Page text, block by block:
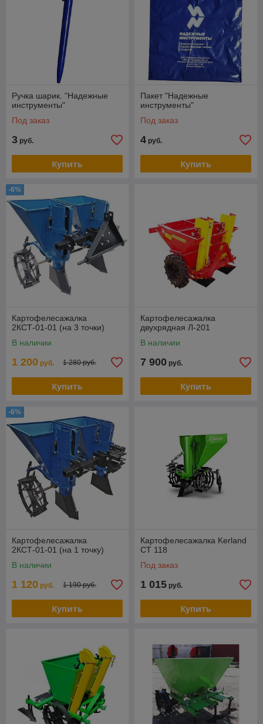
Ручка шарик. "Надежные
инструменты"
Под заказ
3 руб.
Купить
Пакет "Надежные
инструменты"
Под заказ
4 руб.
Купить
-6%
Картофелесажалка
2КСТ-01-01 (на 3 точки)
В наличии
1 200 руб. 1 280 руб.
Купить
Картофелесажалка
двухрядная Л-201
В наличии
7 900 руб.
Купить
-6%
Картофелесажалка
2КСТ-01-01 (на 1 точку)
В наличии
1 120 руб. 1 190 руб.
Купить
Картофелесажалка Kerland
СТ 118
Под заказ
1 015 руб.
Купить